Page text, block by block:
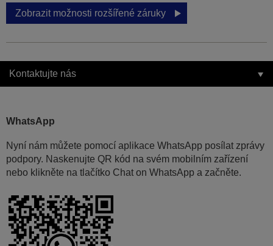
Zobrazit možnosti rozšířené záruky
Kontaktujte nás
WhatsApp
Nyní nám můžete pomocí aplikace WhatsApp posílat zprávy
podpory. Naskenujte QR kód na svém mobilním zařízení
nebo klikněte na tlačítko Chat on WhatsApp a začněte.